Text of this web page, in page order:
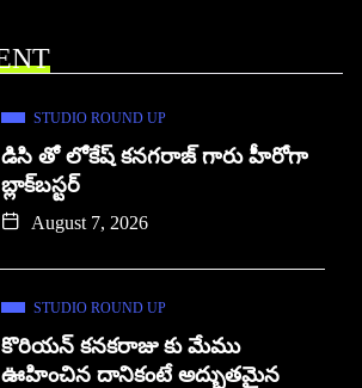
STUDIO ROUND UP
డిసి తో లోకేష్ కనగరాజ్ గారు హీరోగా
బ్లాక్‌బస్టర్
August 7, 2026
STUDIO ROUND UP
కొరియన్ కనకరాజు కు మేము
ఊహించిన దానికంటే అద్భుతమైన